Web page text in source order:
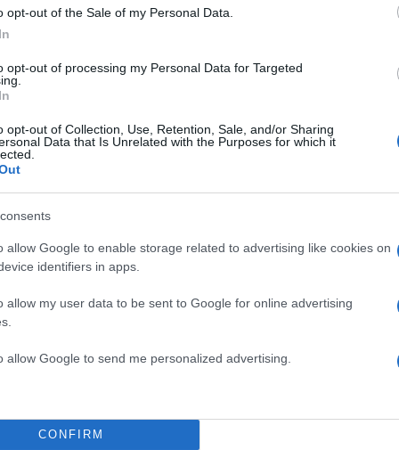
opt-out of the Sale of my Personal Data.
opt-out of processing my Personal Data for Targeted
opt-out of Collection, Use, Retention, Sale, and/or Sharing
Data that Is Unrelated with the Purposes for which it
allow Google to enable storage related to advertising like cookies on
identifiers in apps.
allow my user data to be sent to Google for online advertising
allow Google to send me personalized advertising.
CONFIRM
πανάδες και απώλεια
από τις ακτίνες UVA